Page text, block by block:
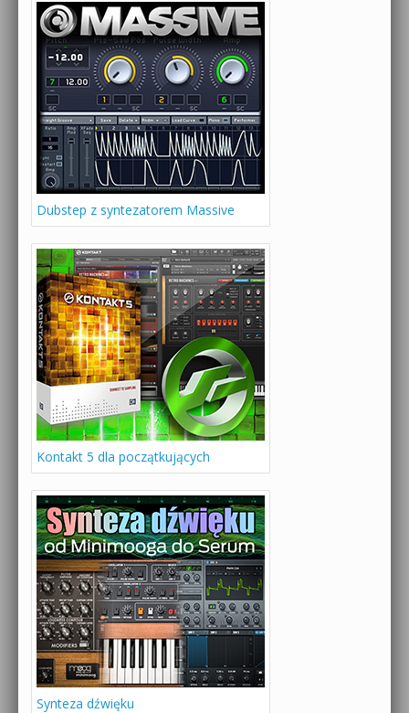
Dubstep z syntezatorem Massive
Kontakt 5 dla początkujących
Synteza dźwięku